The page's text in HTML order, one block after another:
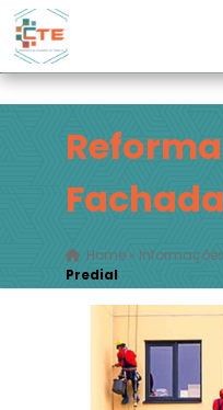
Home» Informações
Predial